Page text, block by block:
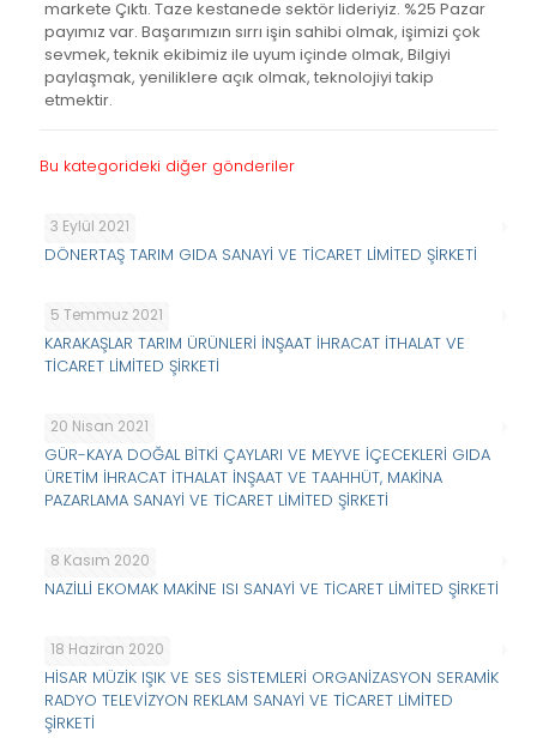
markete Çıktı. Taze kestanede sektör lideriyiz. %25 Pazar
payımız var. Başarımızın sırrı işin sahibi olmak, işimizi çok
sevmek, teknik ekibimiz ile uyum içinde olmak, Bilgiyi
paylaşmak, yeniliklere açık olmak, teknolojiyi takip
etmektir.
Bu kategorideki diğer gönderiler
3 Eylül 2021
DÖNERTAŞ TARIM GIDA SANAYİ VE TİCARET LİMİTED ŞİRKETİ
5 Temmuz 2021
KARAKAŞLAR TARIM ÜRÜNLERİ İNŞAAT İHRACAT İTHALAT VE
TİCARET LİMİTED ŞİRKETİ
20 Nisan 2021
GÜR-KAYA DOĞAL BİTKİ ÇAYLARI VE MEYVE İÇECEKLERİ GIDA
ÜRETİM İHRACAT İTHALAT İNŞAAT VE TAAHHÜT, MAKİNA
PAZARLAMA SANAYİ VE TİCARET LİMİTED ŞİRKETİ
8 Kasım 2020
NAZİLLİ EKOMAK MAKİNE ISI SANAYİ VE TİCARET LİMİTED ŞİRKETİ
18 Haziran 2020
HİSAR MÜZİK IŞIK VE SES SİSTEMLERİ ORGANİZASYON SERAMİK
RADYO TELEVİZYON REKLAM SANAYİ VE TİCARET LİMİTED
ŞİRKETİ